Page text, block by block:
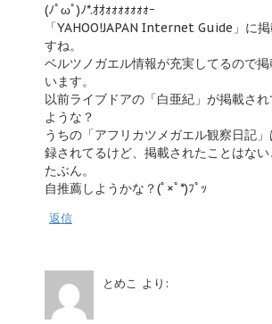
(ﾉﾟωﾟ)ﾉ*.ｵｵｫｫｫｫｫｫｫｰ
「YAHOO!JAPAN Internet Guide」に
すね。
ベルツノガエル情報が充実してるので
います。
以前ライブドアの「白亜紀」が掲載さ
ような？
うちの「アフリカツメガエル観察日記
録されてるけど、掲載されたことはない
たぶん。
自推薦しようかな？(ﾟ×ﾟ*)ﾌﾟｯ
返信
とめこ より: